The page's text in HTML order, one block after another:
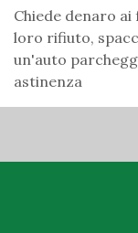
Chiede denaro
loro rifiuto,
un'auto
astinenza